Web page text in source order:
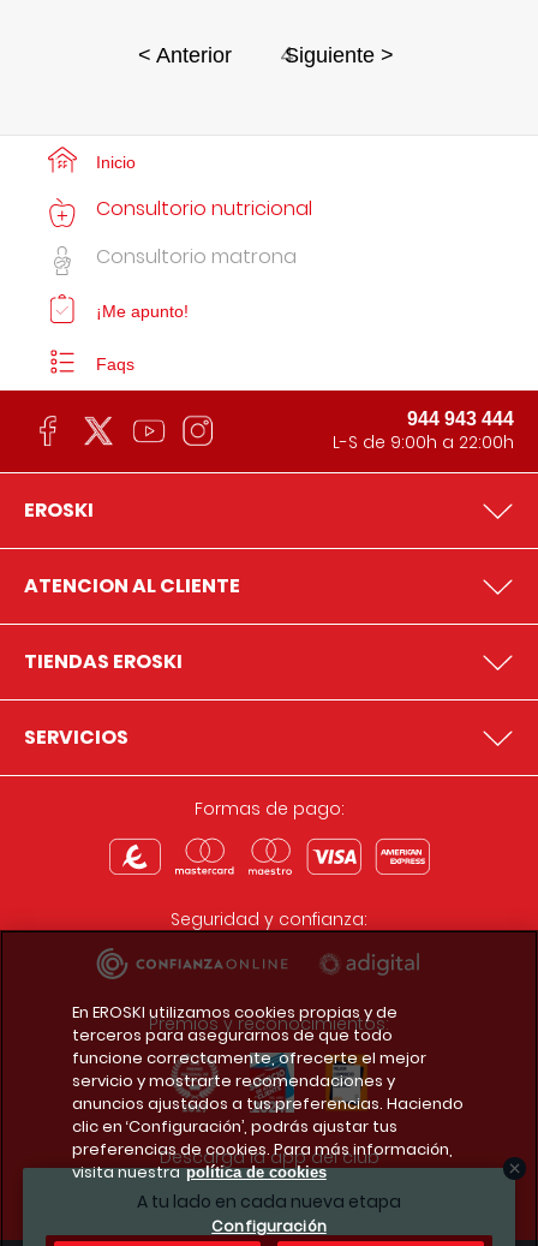
< Anterior 4
Siguiente >
A tu lado en cada nueva etapa
Inicio
Consultorio nutricional
Consultorio matrona
¡Me apunto!
Faqs
944 943 444
L-S de 9:00h a 22:00h
EROSKI
ATENCION AL CLIENTE
TIENDAS EROSKI
SERVICIOS
Formas de pago:
Seguridad y confianza:
Premios y reconocimientos:
Descarga la app del club
En EROSKI utilizamos cookies propias y de
terceros para asegurarnos de que todo
funcione correctamente, ofrecerte el mejor
servicio y mostrarte recomendaciones y
anuncios ajustados a tus preferencias. Haciendo
clic en ‘Configuración’, podrás ajustar tus
preferencias de cookies. Para más información,
visita nuestra política de cookies
Configuración